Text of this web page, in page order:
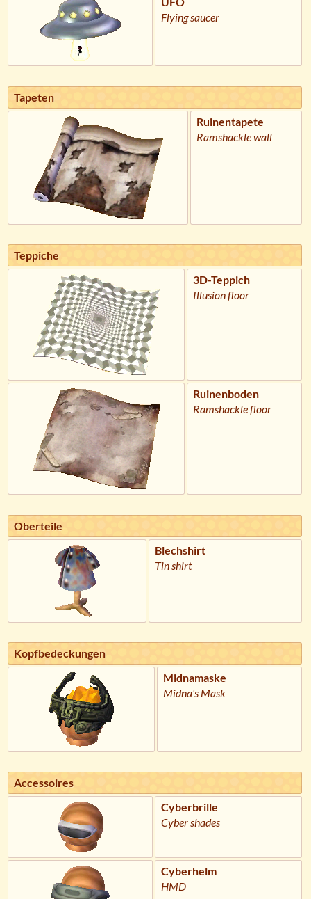
Flying saucer
Tapeten
Ruinentapete
Ramshackle wall
Teppiche
3D-Teppich
Illusion floor
Ruinenboden
Ramshackle floor
Oberteile
Blechshirt
Tin shirt
Kopfbedeckungen
Midnamaske
Midna's Mask
Accessoires
Cyberbrille
Cyber shades
Cyberhelm
HMD